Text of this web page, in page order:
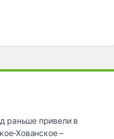
раньше привели в
Хованское –